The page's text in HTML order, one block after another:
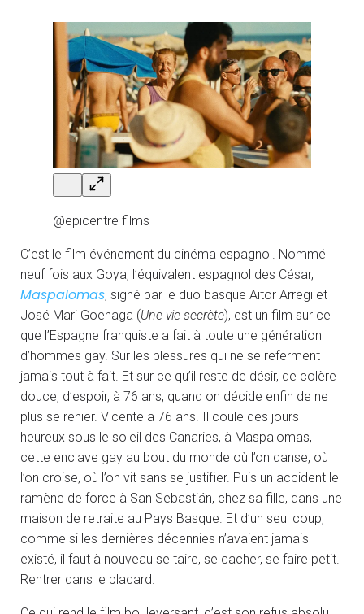
@epicentre films
C’est le film événement du cinéma espagnol. Nommé
neuf fois aux Goya, l’équivalent espagnol des César,
Maspalomas, signé par le duo basque Aitor Arregi et
José Mari Goenaga (Une vie secrète), est un film sur ce
que l’Espagne franquiste a fait à toute une génération
d’hommes gay. Sur les blessures qui ne se referment
jamais tout à fait. Et sur ce qu’il reste de désir, de colère
douce, d’espoir, à 76 ans, quand on décide enfin de ne
plus se renier. Vicente a 76 ans. Il coule des jours
heureux sous le soleil des Canaries, à Maspalomas,
cette enclave gay au bout du monde où l’on danse, où
l’on croise, où l’on vit sans se justifier. Puis un accident le
ramène de force à San Sebastián, chez sa fille, dans une
maison de retraite au Pays Basque. Et d’un seul coup,
comme si les dernières décennies n’avaient jamais
existé, il faut à nouveau se taire, se cacher, se faire petit.
Rentrer dans le placard.